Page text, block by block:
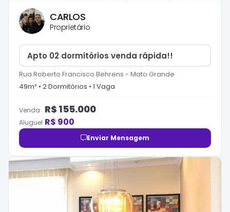
CARLOS
Proprietário
Apto 02 dormitórios venda rápida!!
Rua Roberto Francisco Behrens - Mato Grande
49m² • 2Dormitórios • 1 Vaga
Venda R$ 155.000
Aluguel R$ 900
Enviar Mensagem